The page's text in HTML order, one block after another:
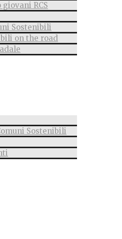
RCS
Sostenibili
on the road
Sostenibili